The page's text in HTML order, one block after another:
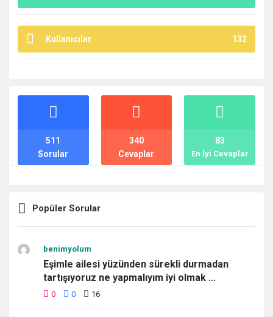
Kullanıcılar 132
İstatistikler
Sorular
511
Cevaplar
340
En İyi Cevaplar
83
Popüler Sorular
benimyolum
Eşimle ailesi yüzünden sürekli durmadan
tartışıyoruz ne yapmalıyım iyi olmak ...
0 0 16